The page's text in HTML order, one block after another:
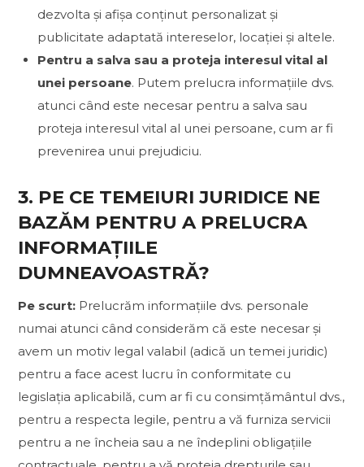
dezvolta și afișa conținut personalizat și
publicitate adaptată intereselor, locației și altele.
Pentru a salva sau a proteja interesul vital al
unei persoane. Putem prelucra informațiile dvs.
atunci când este necesar pentru a salva sau
proteja interesul vital al unei persoane, cum ar fi
prevenirea unui prejudiciu.
3. PE CE TEMEIURI JURIDICE NE
BAZĂM PENTRU A PRELUCRA
INFORMAȚIILE
DUMNEAVOASTRĂ?
Pe scurt: Prelucrăm informațiile dvs. personale
numai atunci când considerăm că este necesar și
avem un motiv legal valabil (adică un temei juridic)
pentru a face acest lucru în conformitate cu
legislația aplicabilă, cum ar fi cu consimțământul dvs.,
pentru a respecta legile, pentru a vă furniza servicii
pentru a ne încheia sau a ne îndeplini obligațiile